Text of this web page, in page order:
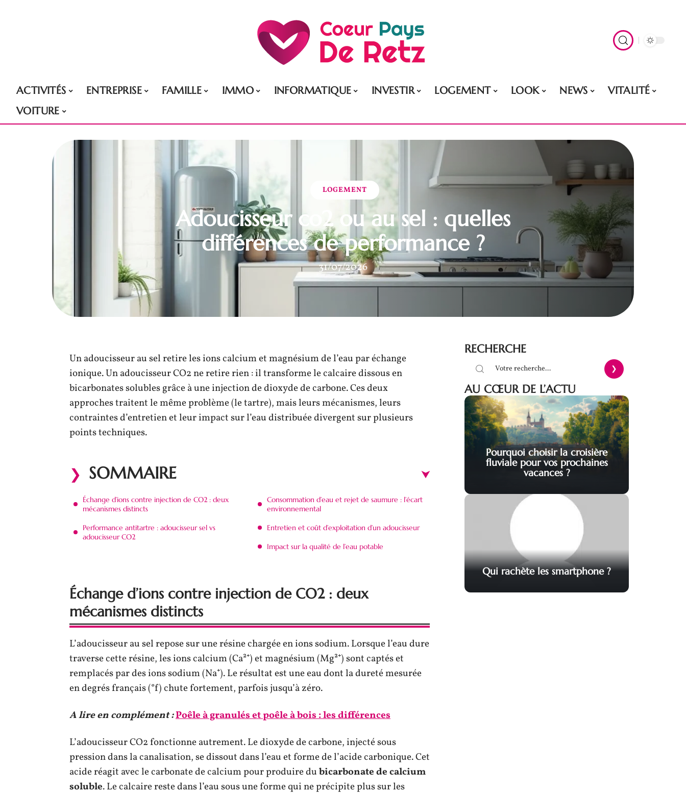
ACTIVITÉS ENTREPRISE FAMILLE IMMO INFORMATIQUE INVESTIR LOGEMENT LOOK NEWS
VITALITÉ
VOITURE
LOGEMENT
Adoucisseur co2 ou au sel : quelles
différences de performance ?
31/07/2026
Un adoucisseur au sel retire les ions calcium et magnésium de l’eau par échange
ionique. Un adoucisseur CO2 ne retire rien : il transforme le calcaire dissous en
bicarbonates solubles grâce à une injection de dioxyde de carbone. Ces deux
approches traitent le même problème (le tartre), mais leurs mécanismes, leurs
contraintes d’entretien et leur impact sur l’eau distribuée divergent sur plusieurs
points techniques.
SOMMAIRE
Échange d’ions contre injection de CO2 : deux
mécanismes distincts
Performance antitartre : adoucisseur sel vs
adoucisseur CO2
Consommation d’eau et rejet de saumure : l’écart
environnemental
Entretien et coût d’exploitation d’un adoucisseur
Impact sur la qualité de l’eau potable
Échange d’ions contre injection de CO2 : deux
mécanismes distincts
L’adoucisseur au sel repose sur une résine chargée en ions sodium. Lorsque l’eau dure
traverse cette résine, les ions calcium (Ca²⁺) et magnésium (Mg²⁺) sont captés et
remplacés par des ions sodium (Na⁺). Le résultat est une eau dont la dureté mesurée
en degrés français (°f) chute fortement, parfois jusqu’à zéro.
A lire en complément :Poêle à granulés et poêle à bois : les différences
L’adoucisseur CO2 fonctionne autrement. Le dioxyde de carbone, injecté sous
pression dans la canalisation, se dissout dans l’eau et forme de l’acide carbonique. Cet
acide réagit avec le carbonate de calcium pour produire dubicarbonate de calcium
soluble. Le calcaire reste dans l’eau sous une forme qui ne précipite plus sur les
RECHERCHE
AU CŒUR DE L’ACTU
Pourquoi choisir la croisière
fluviale pour vos prochaines
vacances ?
Qui rachète les smartphone ?